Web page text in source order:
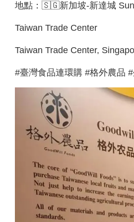
地點：🇸🇬新加坡-新達城
Taiwan Trade Center
Taiwan Trade Center,
#臺灣食品連環購 #格外農品